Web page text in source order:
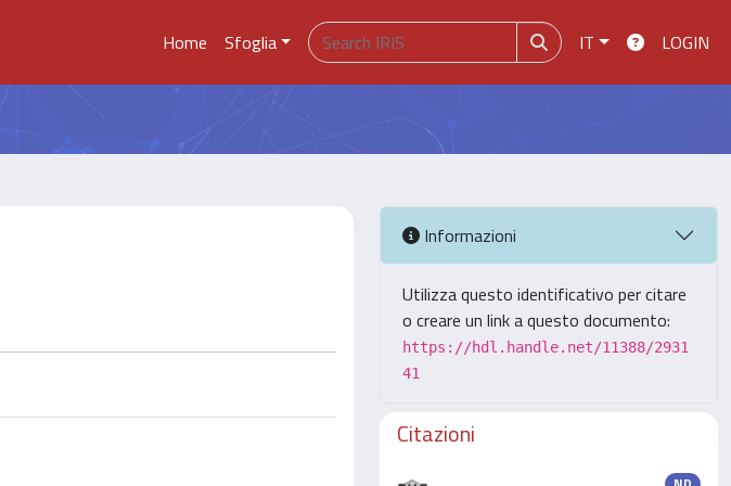
Home Sfoglia IT LOGIN
Informazioni
Utilizza questo identificativo per citare
o creare un link a questo documento:
https://hdl.handle.net/11388/2931
41
Citazioni